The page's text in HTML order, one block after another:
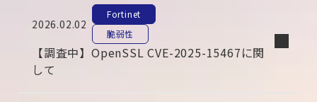
2026.02.02
Fortinet
脆弱性
【調査中】OpenSSL CVE-2025-15467に関
して